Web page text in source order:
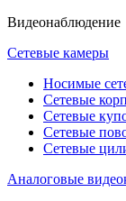
Видеонаблюдение
Сетевые камеры
Носимые
Сетевые
Сетевые
Сетевые
Сетевые
Аналоговые